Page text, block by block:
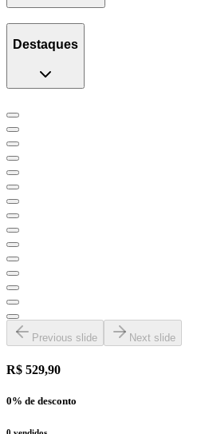
Destaques
Previous slide Next slide
R$ 529,90
0% de desconto